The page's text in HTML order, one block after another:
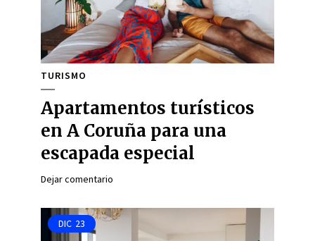
TURISMO
Apartamentos turísticos
en A Coruña para una
escapada especial
Dejar comentario
DIC 23